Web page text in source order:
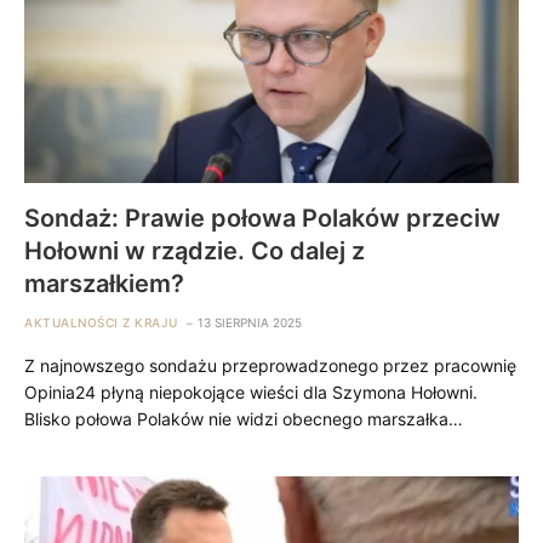
Sondaż: Prawie połowa Polaków przeciw
Hołowni w rządzie. Co dalej z
marszałkiem?
AKTUALNOŚCI Z KRAJU 13 SIERPNIA 2025
Z najnowszego sondażu przeprowadzonego przez pracownię
Opinia24 płyną niepokojące wieści dla Szymona Hołowni.
Blisko połowa Polaków nie widzi obecnego marszałka…